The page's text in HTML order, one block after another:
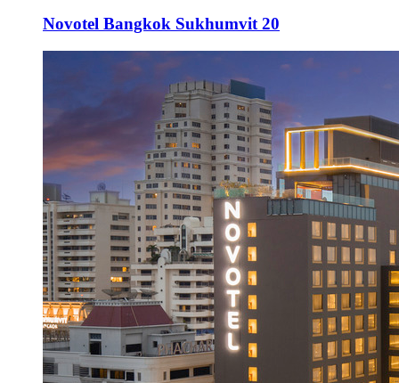
Novotel Bangkok Sukhumvit 20